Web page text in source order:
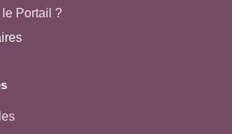
Portail ?